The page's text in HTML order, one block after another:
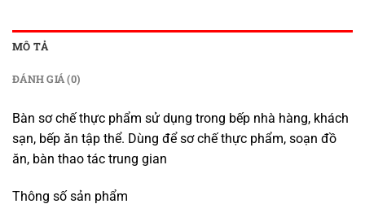
MÔ TẢ
ĐÁNH GIÁ (0)
Bàn sơ chế thực phẩm sử dụng trong bếp nhà hàng, khách
sạn, bếp ăn tập thể. Dùng để sơ chế thực phẩm, soạn đồ
ăn, bàn thao tác trung gian
Thông số sản phẩm